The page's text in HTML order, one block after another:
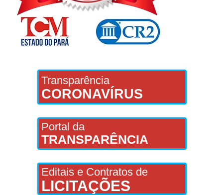
Transparência
CORONAVÍRUS
Portal da
TRANSPARÊNCIA
Editais e Contratos de
LICITAÇÕES